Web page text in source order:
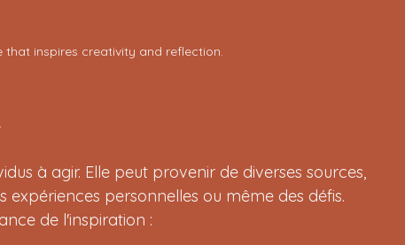
that inspires creativity and reflection.
à agir. Elle peut provenir de diverses sources,
expériences personnelles ou même des défis.
de l'inspiration :